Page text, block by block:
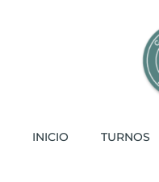
INICIO TURNOS